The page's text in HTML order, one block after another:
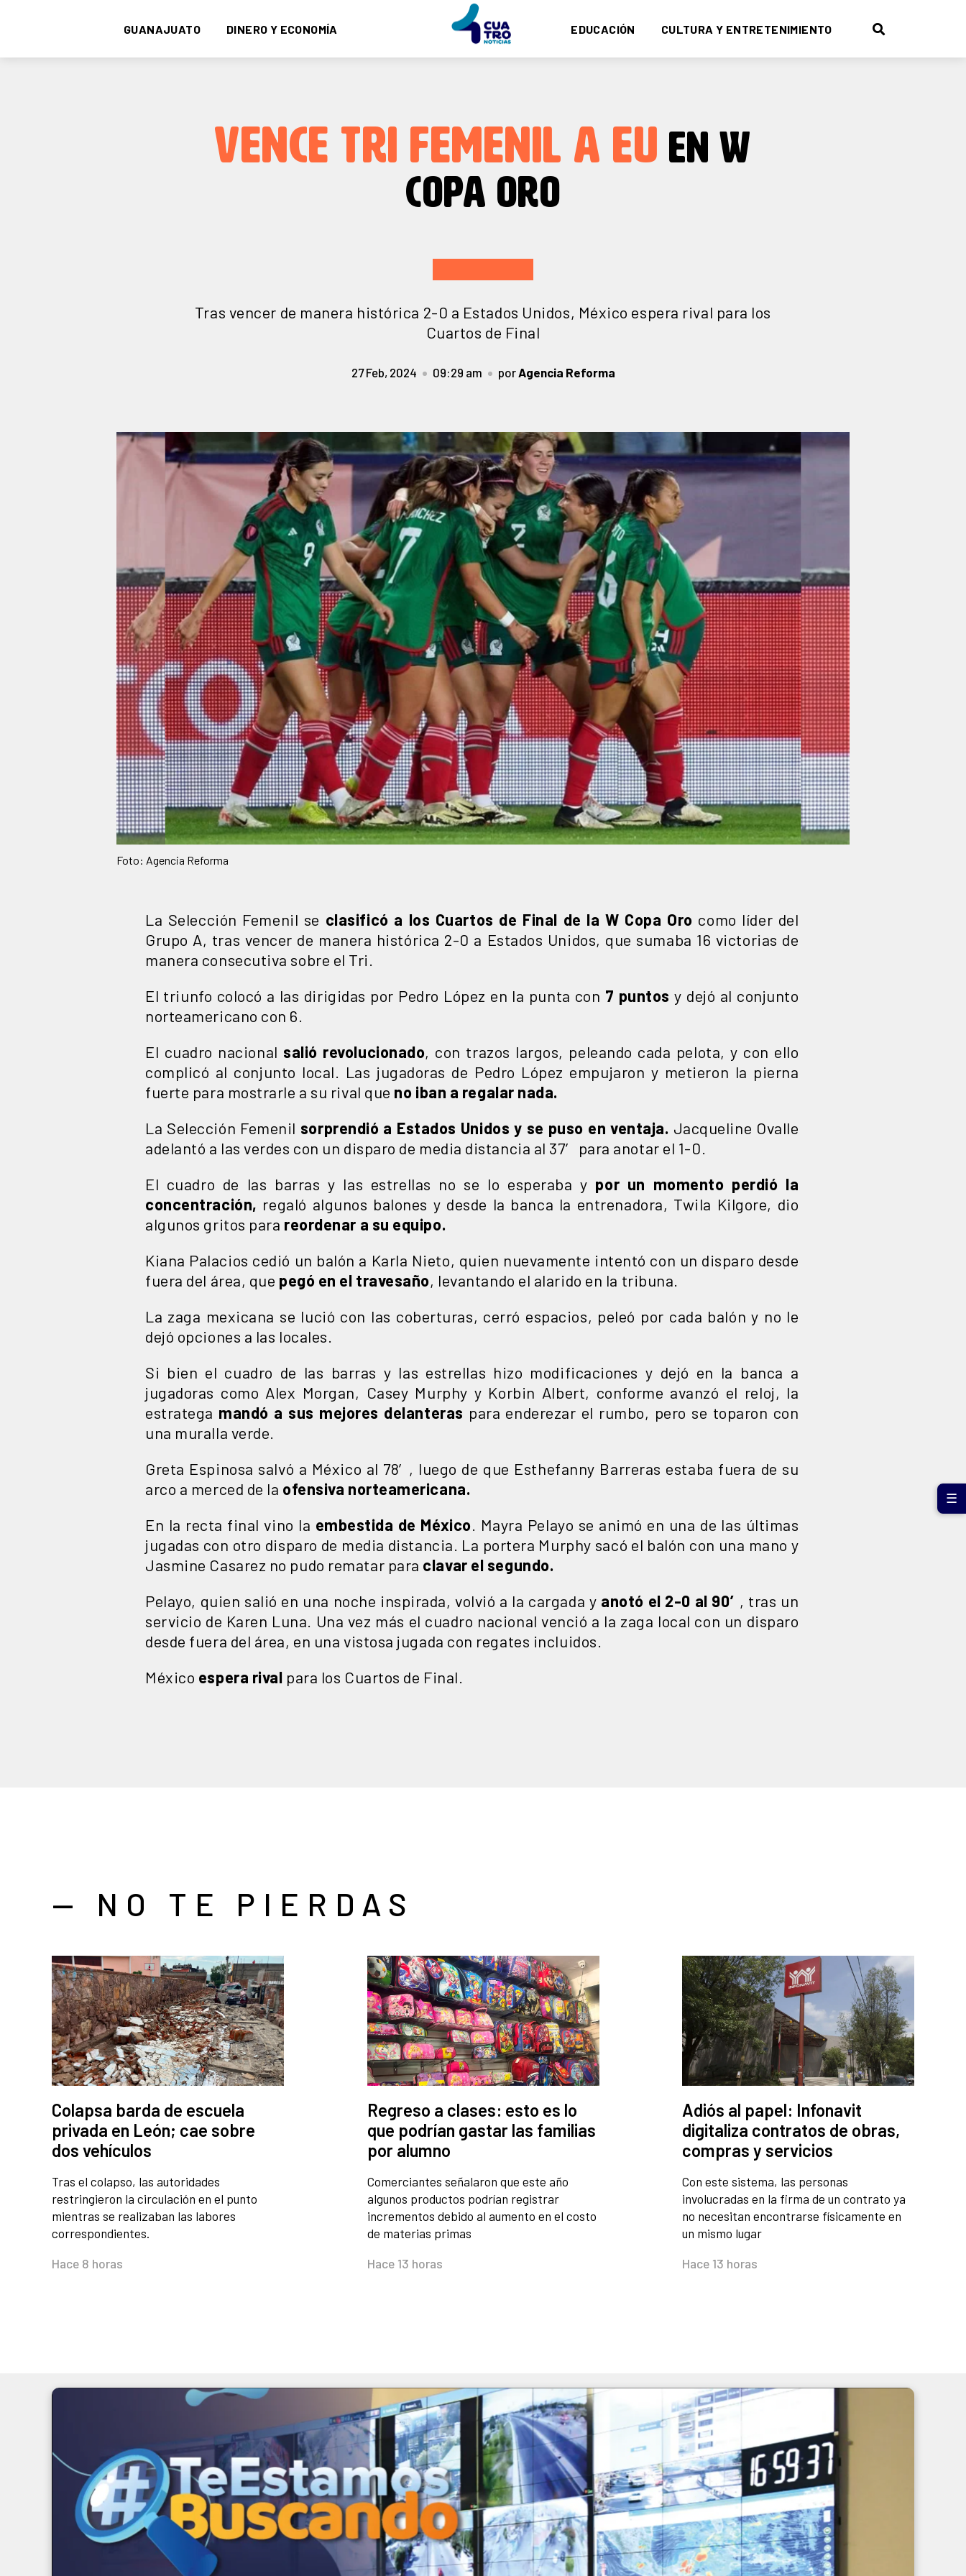
GUANAJUATO DINERO Y ECONOMÍA EDUCACIÓN CULTURA Y ENTRETENIMIENTO
VENCE TRI FEMENIL A EU EN W
COPA ORO
Tras vencer de manera histórica 2-0 a Estados Unidos, México espera rival para los
Cuartos de Final
27 Feb, 2024 09:29 am porAgencia Reforma
Foto: Agencia Reforma
La Selección Femenil se clasificó a los Cuartos de Final de la W Copa Oro como líder del
Grupo A, tras vencer de manera histórica 2-0 a Estados Unidos, que sumaba 16 victorias de
manera consecutiva sobre el Tri.
El triunfo colocó a las dirigidas por Pedro López en la punta con 7 puntos y dejó al conjunto
norteamericano con 6.
El cuadro nacional salió revolucionado, con trazos largos, peleando cada pelota, y con ello
complicó al conjunto local. Las jugadoras de Pedro López empujaron y metieron la pierna
fuerte para mostrarle a su rival que no iban a regalar nada.
La Selección Femenil sorprendió a Estados Unidos y se puso en ventaja. Jacqueline Ovalle
adelantó a las verdes con un disparo de media distancia al 37′ para anotar el 1-0.
El cuadro de las barras y las estrellas no se lo esperaba y por un momento perdió la
concentración, regaló algunos balones y desde la banca la entrenadora, Twila Kilgore, dio
algunos gritos para reordenar a su equipo.
Kiana Palacios cedió un balón a Karla Nieto, quien nuevamente intentó con un disparo desde
fuera del área, que pegó en el travesaño, levantando el alarido en la tribuna.
La zaga mexicana se lució con las coberturas, cerró espacios, peleó por cada balón y no le
dejó opciones a las locales.
Si bien el cuadro de las barras y las estrellas hizo modificaciones y dejó en la banca a
jugadoras como Alex Morgan, Casey Murphy y Korbin Albert, conforme avanzó el reloj, la
estratega mandó a sus mejores delanteras para enderezar el rumbo, pero se toparon con
una muralla verde.
Greta Espinosa salvó a México al 78′, luego de que Esthefanny Barreras estaba fuera de su
arco a merced de la ofensiva norteamericana.
En la recta final vino la embestida de México . Mayra Pelayo se animó en una de las últimas
jugadas con otro disparo de media distancia. La portera Murphy sacó el balón con una mano y
Jasmine Casarez no pudo rematar para clavar el segundo.
Pelayo, quien salió en una noche inspirada, volvió a la cargada y anotó el 2-0 al 90′ , tras un
servicio de Karen Luna. Una vez más el cuadro nacional venció a la zaga local con un disparo
desde fuera del área, en una vistosa jugada con regates incluidos.
México espera rival para los Cuartos de Final.
— NO TE PIERDAS
Colapsa barda de escuela
privada en León; cae sobre
dos vehículos
Tras el colapso, las autoridades
restringieron la circulación en el punto
mientras se realizaban las labores
correspondientes.
Hace 8 horas
Regreso a clases: esto es lo
que podrían gastar las familias
por alumno
Comerciantes señalaron que este año
algunos productos podrían registrar
incrementos debido al aumento en el costo
de materias primas
Hace 13 horas
Adiós al papel: Infonavit
digitaliza contratos de obras,
compras y servicios
Con este sistema, las personas
involucradas en la firma de un contrato ya
no necesitan encontrarse físicamente en
un mismo lugar
Hace 13 horas
☰